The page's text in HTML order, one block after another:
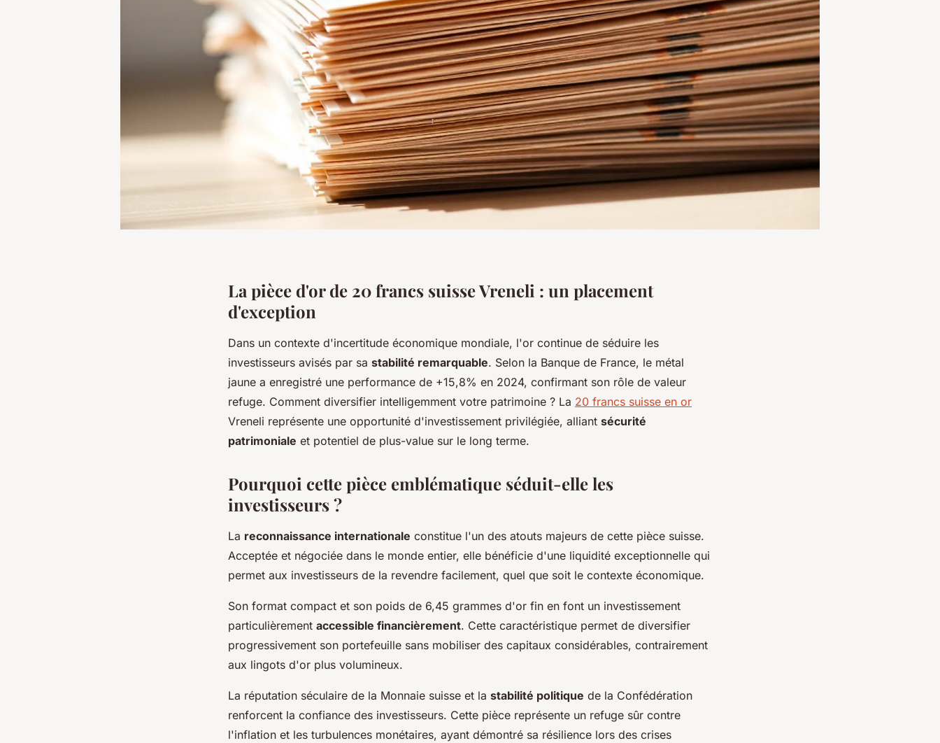
La pièce d'or de 20 francs suisse Vreneli : un placement
d'exception
Dans un contexte d'incertitude économique mondiale, l'or continue de séduire les
investisseurs avisés par sa stabilité remarquable. Selon la Banque de France, le métal
jaune a enregistré une performance de +15,8% en 2024, confirmant son rôle de valeur
refuge. Comment diversifier intelligemment votre patrimoine ? La 20 francs suisse en or
Vreneli représente une opportunité d'investissement privilégiée, alliant sécurité
patrimoniale et potentiel de plus-value sur le long terme.
Pourquoi cette pièce emblématique séduit-elle les
investisseurs ?
La reconnaissance internationale constitue l'un des atouts majeurs de cette pièce suisse.
Acceptée et négociée dans le monde entier, elle bénéficie d'une liquidité exceptionnelle qui
permet aux investisseurs de la revendre facilement, quel que soit le contexte économique.
Son format compact et son poids de 6,45 grammes d'or fin en font un investissement
particulièrement accessible financièrement. Cette caractéristique permet de diversifier
progressivement son portefeuille sans mobiliser des capitaux considérables, contrairement
aux lingots d'or plus volumineux.
La réputation séculaire de la Monnaie suisse et la stabilité politique de la Confédération
renforcent la confiance des investisseurs. Cette pièce représente un refuge sûr contre
l'inflation et les turbulences monétaires, ayant démontré sa résilience lors des crises